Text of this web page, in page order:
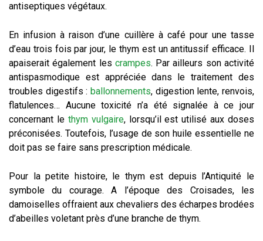
antiseptiques végétaux.
En infusion à raison d’une cuillère à café pour une tasse
d’eau trois fois par jour, le thym est un antitussif efficace. Il
apaiserait également les crampes. Par ailleurs son activité
antispasmodique est appréciée dans le traitement des
troubles digestifs : ballonnements, digestion lente, renvois,
flatulences… Aucune toxicité n’a été signalée à ce jour
concernant le thym vulgaire, lorsqu’il est utilisé aux doses
préconisées. Toutefois, l’usage de son huile essentielle ne
doit pas se faire sans prescription médicale.
Pour la petite histoire, le thym est depuis l’Antiquité le
symbole du courage. A l’époque des Croisades, les
damoiselles offraient aux chevaliers des écharpes brodées
d’abeilles voletant près d’une branche de thym.